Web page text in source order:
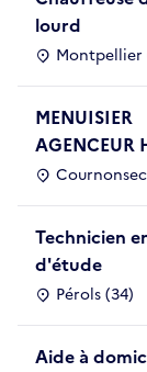
lourd
Montpellier
MENUISIER
AGENCEUR
Technicien
d'étude
Pérols (34)
Aide à